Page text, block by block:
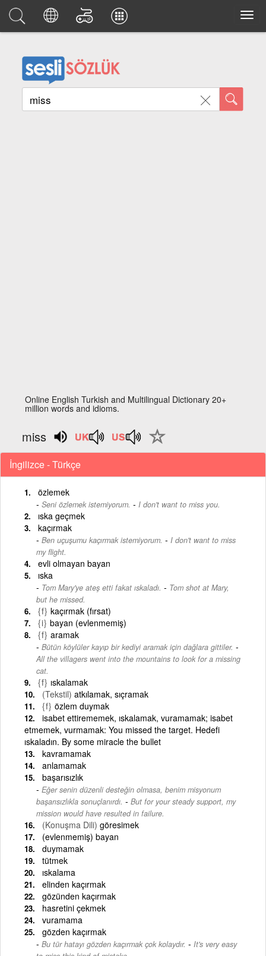
Online English Turkish and Multilingual Dictionary 20+
million words and idioms.
miss
İngilizce - Türkçe
özlemek
Seni özlemek istemiyorum. - I don't want to miss you.
ıska geçmek
kaçırmak
Ben uçuşumu kaçırmak istemiyorum. - I don't want to miss
my flight.
evli olmayan bayan
ıska
Tom Mary'ye ateş etti fakat ıskaladı. - Tom shot at Mary,
but he missed.
{f} kaçırmak (fırsat)
{i} bayan (evlenmemiş)
{f} aramak
Bütün köylüler kayıp bir kediyi aramak için dağlara gittiler. -
All the villagers went into the mountains to look for a missing
cat.
{f} ıskalamak
(Tekstil) atkılamak, sıçramak
{f} özlem duymak
isabet ettirememek, ıskalamak, vuramamak; isabet
etmemek, vurmamak: You missed the target. Hedefi
ıskaladın. By some miracle the bullet
kavramamak
anlamamak
başarısızlık
Eğer senin düzenli desteğin olmasa, benim misyonum
başarısızlıkla sonuçlanırdı. - But for your steady support, my
mission would have resulted in failure.
(Konuşma Dili) göresimek
(evlenmemiş) bayan
duymamak
tütmek
ıskalama
elinden kaçırmak
gözünden kaçırmak
hasretini çekmek
vuramama
gözden kaçırmak
Bu tür hatayı gözden kaçırmak çok kolaydır. - It's very easy